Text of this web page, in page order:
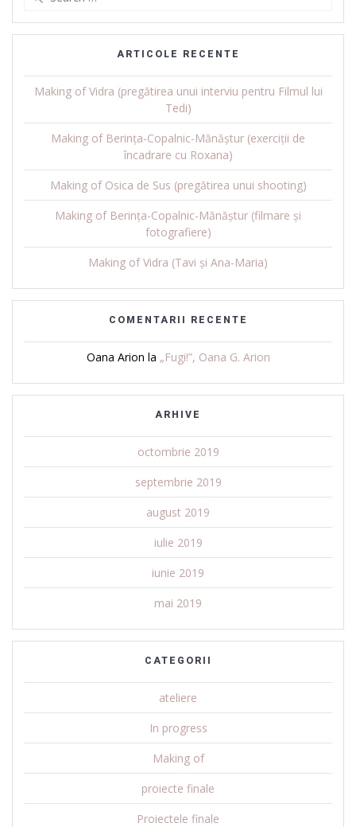
ARTICOLE RECENTE
Making of Vidra (pregătirea unui interviu pentru Filmul lui
Tedi)
Making of Berința-Copalnic-Mănăștur (exerciții de
încadrare cu Roxana)
Making of Osica de Sus (pregătirea unui shooting)
Making of Berința-Copalnic-Mănăștur (filmare și
fotografiere)
Making of Vidra (Tavi și Ana-Maria)
COMENTARII RECENTE
Oana Arion la „Fugi!”, Oana G. Arion
ARHIVE
octombrie 2019
septembrie 2019
august 2019
iulie 2019
iunie 2019
mai 2019
CATEGORII
ateliere
In progress
Making of
proiecte finale
Proiectele finale